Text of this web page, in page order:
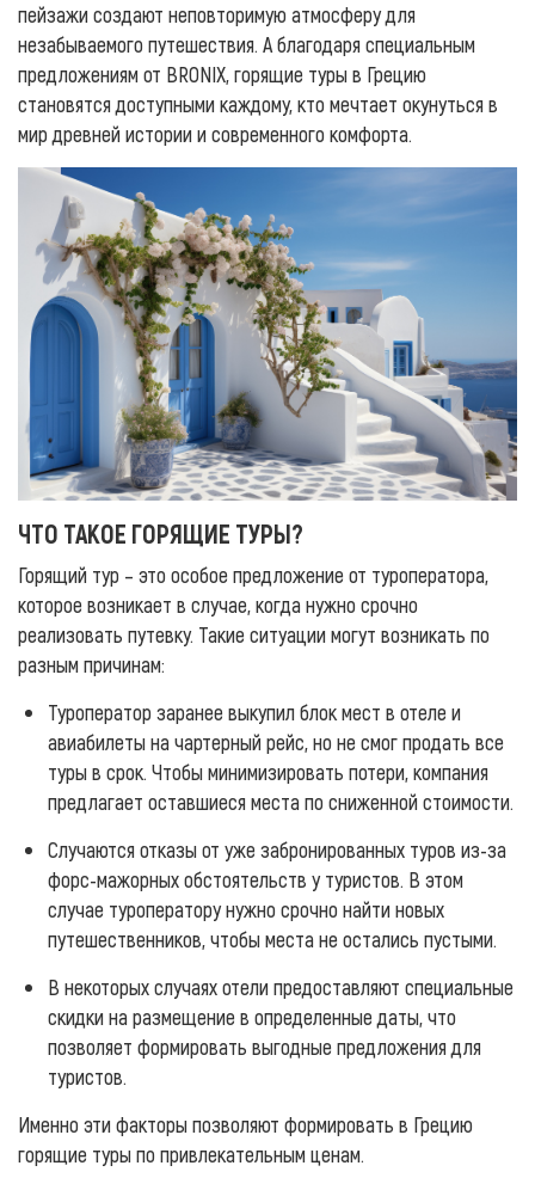
пейзажи создают неповторимую атмосферу для
незабываемого путешествия. А благодаря специальным
предложениям от BRONIX, горящие туры в Грецию
становятся доступными каждому, кто мечтает окунуться в
мир древней истории и современного комфорта.
ЧТО ТАКОЕ ГОРЯЩИЕ ТУРЫ?
Горящий тур – это особое предложение от туроператора,
которое возникает в случае, когда нужно срочно
реализовать путевку. Такие ситуации могут возникать по
разным причинам:
Туроператор заранее выкупил блок мест в отеле и
авиабилеты на чартерный рейс, но не смог продать все
туры в срок. Чтобы минимизировать потери, компания
предлагает оставшиеся места по сниженной стоимости.
Случаются отказы от уже забронированных туров из-за
форс-мажорных обстоятельств у туристов. В этом
случае туроператору нужно срочно найти новых
путешественников, чтобы места не остались пустыми.
В некоторых случаях отели предоставляют специальные
скидки на размещение в определенные даты, что
позволяет формировать выгодные предложения для
туристов.
Именно эти факторы позволяют формировать в Грецию
горящие туры по привлекательным ценам.